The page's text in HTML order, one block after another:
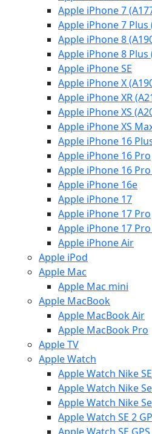
Apple iPhone 7
Apple iPhone 7 Plus
Apple iPhone 8
Apple iPhone 8 Plus
Apple iPhone SE
Apple iPhone X
Apple iPhone XR
Apple iPhone XS
Apple iPhone XS
Apple iPhone 16
Apple iPhone 16 Pro
Apple iPhone 16
Apple iPhone 16e
Apple iPhone 17
Apple iPhone 17 Pro
Apple iPhone 17
Apple iPhone Air
Apple iPod
Apple Mac
Apple Mac mini
Apple MacBook
Apple MacBook Air
Apple MacBook Pro
Apple TV
Apple Watch
Apple Watch Nike
Apple Watch Nike
Apple Watch Nike
Apple Watch SE 2